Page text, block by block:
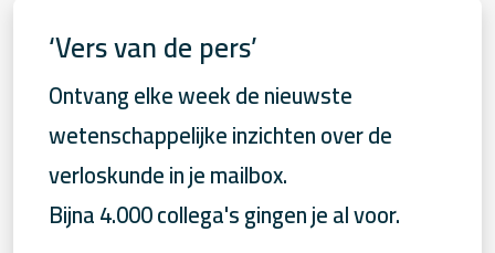
‘Vers van de pers’
Ontvang elke week de nieuwste
wetenschappelijke inzichten over de
verloskunde in je mailbox.
Bijna 4.000 collega's gingen je al voor.